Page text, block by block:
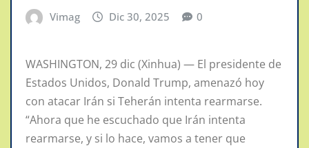
Vimag Dic 30, 2025 0
WASHINGTON, 29 dic (Xinhua) — El presidente de
Estados Unidos, Donald Trump, amenazó hoy
con atacar Irán si Teherán intenta rearmarse.
“Ahora que he escuchado que Irán intenta
rearmarse, y si lo hace, vamos a tener que